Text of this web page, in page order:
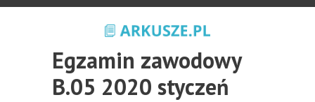
Egzamin zawodowy
B.05 2020 styczeń